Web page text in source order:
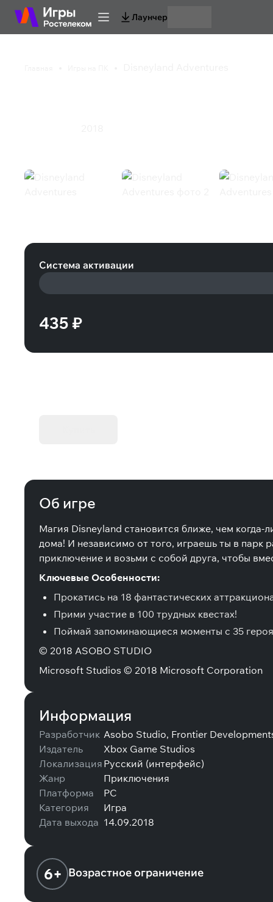
Лаунчер
Система активации
435 ₽
Об игре
Магия Disneyland становится ближе, чем
дома! И независимо от того, играешь ты в парк
приключение и возьми с собой друга, чтобы
Ключевые Особенности:
Прокатись на 18 фантастических
Прими участие в 100 трудных квестах!
Поймай запоминающиеся моменты с 35
© 2018 ASOBO STUDIO
Microsoft Studios © 2018 Microsoft Corporation
Информация
Разработчик Asobo Studio, Frontier
Издатель
Xbox Game Studios
Локализация Русский (интерфейс)
Жанр
Приключения
Платформа
PC
Категория
Игра
Дата выхода 14.09.2018
6+ Возрастное ограничение